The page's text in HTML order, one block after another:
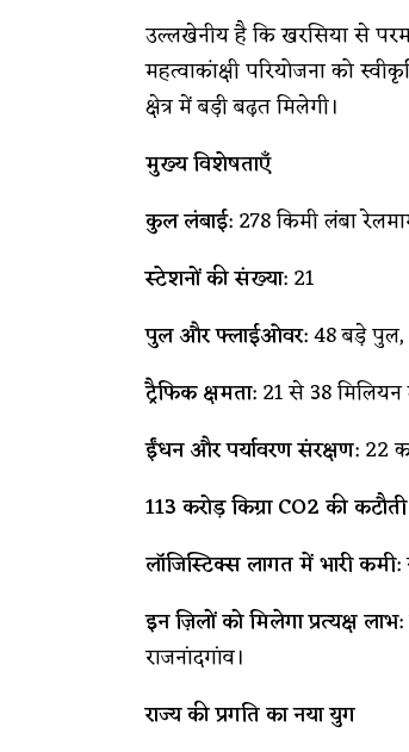
उल्लखेनीय है कि खरसिया से
महत्वाकांक्षी परियोजना को
क्षेत्र में बड़ी बढ़त मिलेगी।
मुख्य विशेषताएँ
कुल लंबाई: 278 किमी लंबा
स्टेशनों की संख्या: 21
पुल और फ्लाईओवर: 48 बड़े
ट्रैफिक क्षमता: 21 से 38 मिलियन
ईंधन और पर्यावरण संरक्षण: 22
113 करोड़ किग्रा CO2 की कटौती
लॉजिस्टिक्स लागत में भारी कमी:
इन ज़िलों को मिलेगा प्रत्यक्ष लाभ:
राजनांदगांव।
राज्य की प्रगति का नया युग